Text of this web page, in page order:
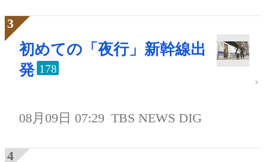
初めての「夜行」新幹線出
発 178
08月09日 07:29 TBS NEWS DIG